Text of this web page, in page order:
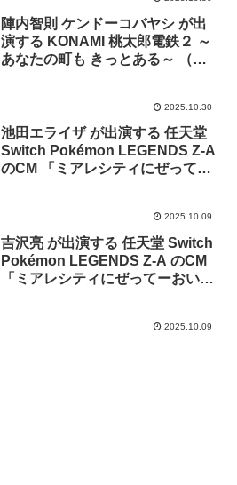
篇「サミット会議すな！」篇
陣内智則 ケンドーコバヤシ が出
演する KONAMI 桃太郎電鉄２ ～
あなたの町も きっとある～ （桃
2025.10.30
池田エライザ が出演する 任天堂
Switch Pokémon LEGENDS Z-A
のCM 「ミアレシティにぜってー
2025.10.09
吉沢亮 が出演する 任天堂 Switch
Pokémon LEGENDS Z-A のCM
「ミアレシティにぜってーおいで
2025.10.09